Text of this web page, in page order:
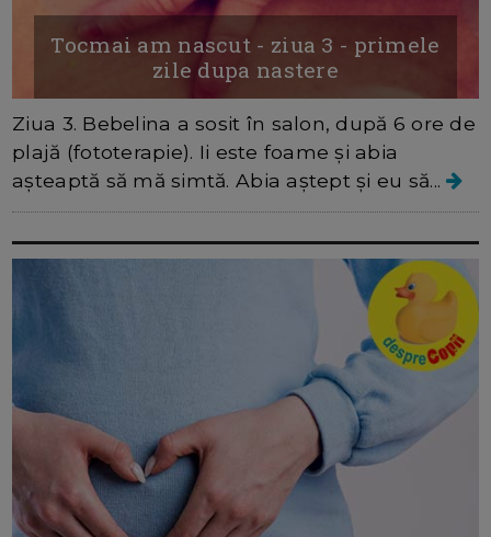
Tocmai am nascut - ziua 3 - primele
zile dupa nastere
Ziua 3. Bebelina a sosit în salon, după 6 ore de
plajă (fototerapie). Ii este foame și abia
așteaptă să mă simtă. Abia aștept și eu să...